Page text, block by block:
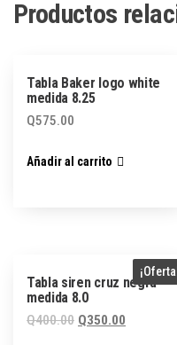
Productos
Tabla Baker logo white
medida 8.25
Q575.00
Añadir al carrito
Tabla siren cruz negra
medida 8.0
Q400.00 El
Q350.00